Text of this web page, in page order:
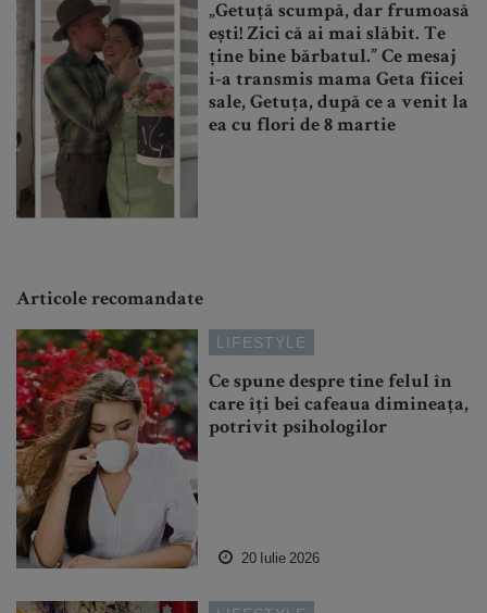
„Getuță scumpă, dar frumoasă
ești! Zici că ai mai slăbit. Te
ține bine bărbatul.” Ce mesaj
i-a transmis mama Geta fiicei
sale, Getuța, după ce a venit la
ea cu flori de 8 martie
Articole recomandate
LIFESTYLE
Ce spune despre tine felul în
care îți bei cafeaua dimineața,
potrivit psihologilor
20 Iulie 2026